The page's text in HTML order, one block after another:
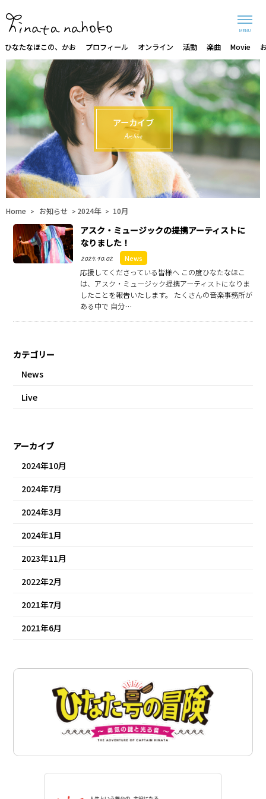
ひなたなほこの、かお プロフィール オンライン 活動 楽曲 Movie
アーカイブ
Archive
MENU
Home > お知らせ > 2024年 > 10月
アスク・ミュージックの提携アーティストに
なりました！
2024.10.02 News
応援してくださっている皆様へ この度ひなたなほこ
は、アスク・ミュージック提携アーティストになりま
したことを報告いたします。 たくさんの音楽事務所が
ある中で 自分…
カテゴリー
News
Live
アーカイブ
2024年10月
2024年7月
2024年3月
2024年1月
2023年11月
2022年2月
2021年7月
2021年6月